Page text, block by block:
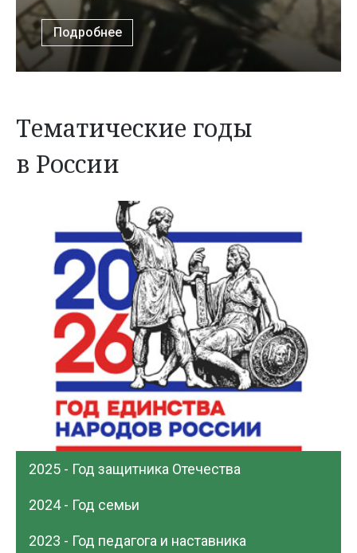
Подробнее
Тематические годы
в России
2025 - Год защитника Отечества
2024 - Год семьи
2023 - Год педагога и наставника